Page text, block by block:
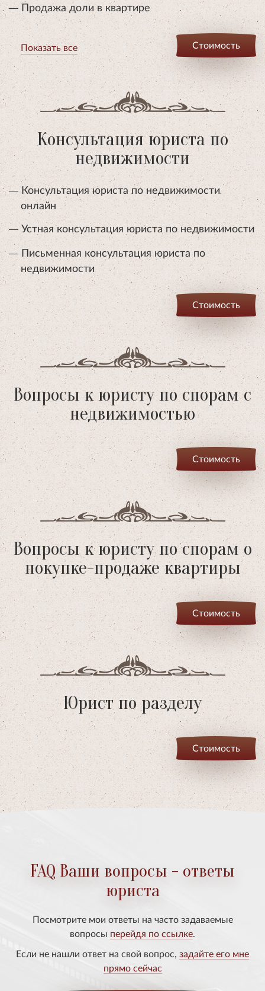
Продажа доли в квартире
Показать все Стоимость
Консультация юриста по
недвижимости
Консультация юриста по недвижимости
онлайн
Устная консультация юриста по недвижимости
Письменная консультация юриста по
недвижимости
Стоимость
Вопросы к юристу по спорам с
недвижимостью
Стоимость
Вопросы к юристу по спорам о
покупке-продаже квартиры
Стоимость
Юрист по разделу
Стоимость
FAQ Ваши вопросы - ответы
юриста
Посмотрите мои ответы на часто задаваемые
вопросы перейдя по ссылке.
Если не нашли ответ на свой вопрос, задайте его мне
прямо сейчас